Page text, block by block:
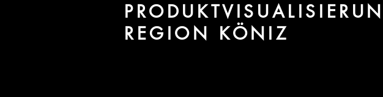
REGION KÖNIZ